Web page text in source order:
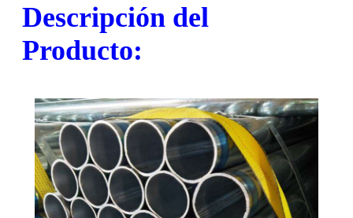
Descripción del
Producto: